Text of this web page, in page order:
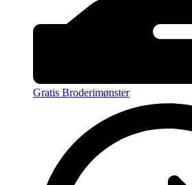
Gratis Broderimønster